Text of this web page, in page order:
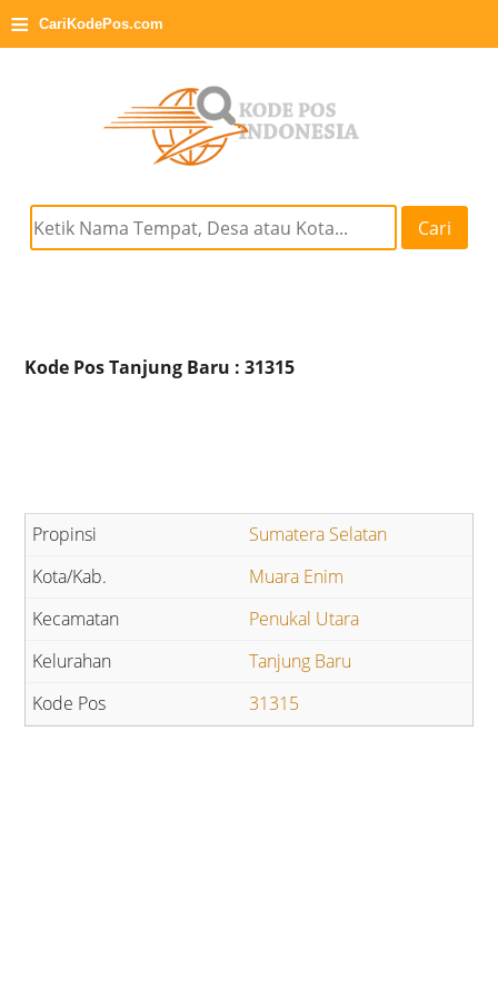
≡ CariKodePos.com
Cari
Kode Pos Tanjung Baru : 31315
Sumatera Selatan
Muara Enim
Penukal Utara
Tanjung Baru
31315